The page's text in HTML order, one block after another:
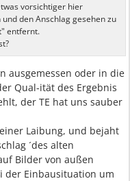
vorsichtiger hier
den Anschlag gesehen zu
entfernt.
ausgemessen oder in die
Qual-ität des Ergebnis
der TE hat uns sauber
Laibung, und bejaht
´des alten
Bilder von außen
der Einbausituation um